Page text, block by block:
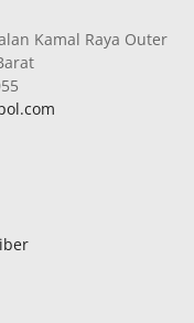
Kamal Raya Outer